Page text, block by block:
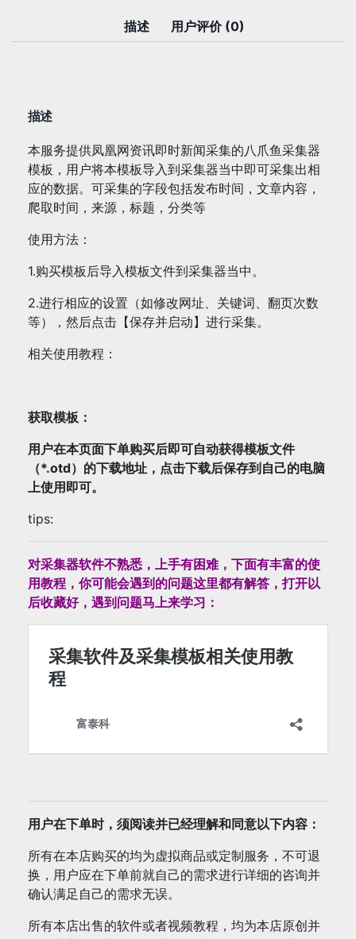
讯
描述 用户评价 (0)
描述
本服务提供凤凰网资讯即时新闻采集的八爪鱼采集器
模板，用户将本模板导入到采集器当中即可采集出相
应的数据。可采集的字段包括发布时间，文章内容，
爬取时间，来源，标题，分类等
使用方法：
1.购买模板后导入模板文件到采集器当中。
2.进行相应的设置（如修改网址、关键词、翻页次数
等），然后点击【保存并启动】进行采集。
相关使用教程：
获取模板：
用户在本页面下单购买后即可自动获得模板文件
（*.otd）的下载地址，点击下载后保存到自己的电脑
上使用即可。
tips:
对采集器软件不熟悉，上手有困难，下面有丰富的使
用教程，你可能会遇到的问题这里都有解答，打开以
后收藏好，遇到问题马上来学习：
用户在下单时，须阅读并已经理解和同意以下内容：
所有在本店购买的均为虚拟商品或定制服务，不可退
换，用户应在下单前就自己的需求进行详细的咨询并
确认满足自己的需求无误。
所有本店出售的软件或者视频教程，均为本店原创并